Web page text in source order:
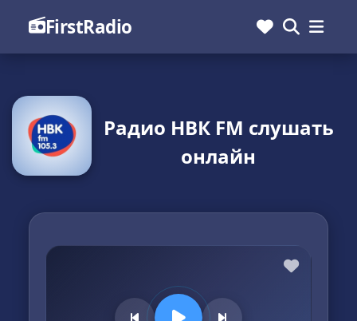
FirstRadio
Радио НВК FM слушать
онлайн